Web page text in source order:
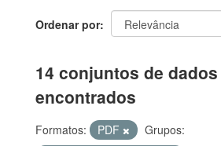
Ordenar por
14 conjuntos de dados
encontrados
Formatos: PDF
Grupos: